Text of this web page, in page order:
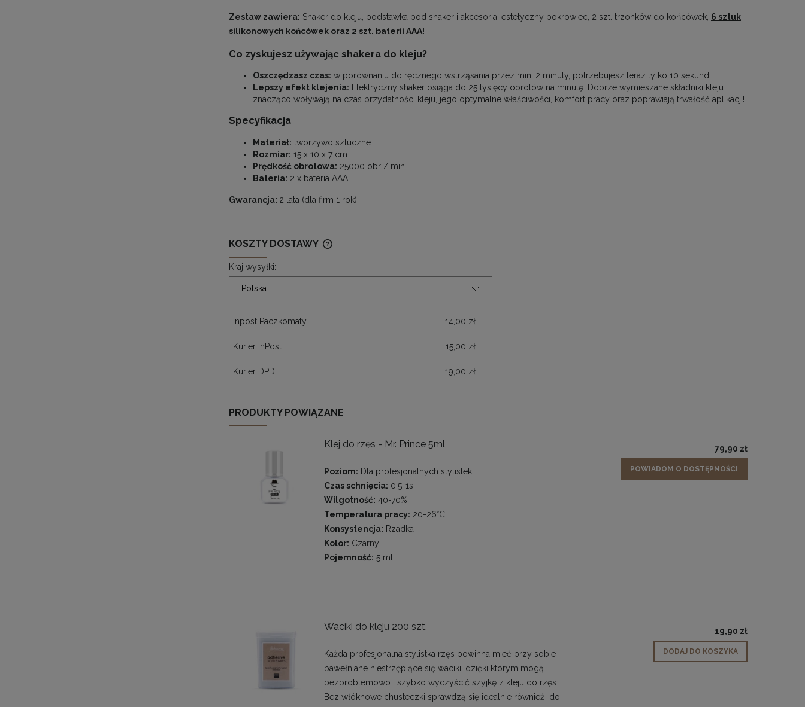
Zestaw zawiera: Shaker do kleju, podstawka pod shaker i akcesoria, estetyczny pokrowiec, 2 szt. trzonków do końcówek, 6 sztuk
silikonowych końcówek oraz 2 szt. baterii AAA!
Co zyskujesz używając shakera do kleju?
Oszczędzasz czas: w porównaniu do ręcznego wstrząsania przez min. 2 minuty, potrzebujesz teraz tylko 10 sekund!
Lepszy efekt klejenia: Elektryczny shaker osiąga do 25 tysięcy obrotów na minutę. Dobrze wymieszane składniki kleju
znacząco wpływają na czas przydatności kleju, jego optymalne właściwości, komfort pracy oraz poprawiają trwałość aplikacji!
Specyfikacja
Materiał: tworzywo sztuczne
Rozmiar: 15 x 10 x 7 cm
Prędkość obrotowa: 25000 obr / min
Bateria: 2 x bateria AAA
Gwarancja: 2 lata (dla firm 1 rok)
KOSZTY DOSTAWY
CENA NIE ZAWIERA EWENTUALNYCH
Kraj wysyłki:
Inpost Paczkomaty 14,00 zł
Kurier InPost 15,00 zł
Kurier DPD 19,00 zł
PRODUKTY POWIĄZANE
Klej do rzęs - Mr. Prince 5ml
Poziom: Dla profesjonalnych stylistek
Czas schnięcia: 0.5-1s
Wilgotność: 40-70%
Temperatura pracy: 20-26°C
Konsystencja: Rzadka
Kolor: Czarny
Pojemność: 5 ml.
79,90 zł
POWIADOM O DOSTĘPNOŚCI
Waciki do kleju 200 szt.
Każda profesjonalna stylistka rzęs powinna mieć przy sobie
bawełniane niestrzępiące się waciki, dzięki którym mogą
bezproblemowo i szybko wyczyścić szyjkę z kleju do rzęs.
Bez włóknowe chusteczki sprawdzą się idealnie również do
19,90 zł
DODAJ DO KOSZYKA